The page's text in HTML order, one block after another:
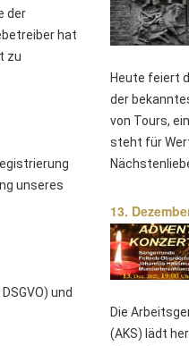
der
hat
zu
unseres
und
Heute feiert
der
von Tours,
steht für
13.
Die
(AKS) lädt